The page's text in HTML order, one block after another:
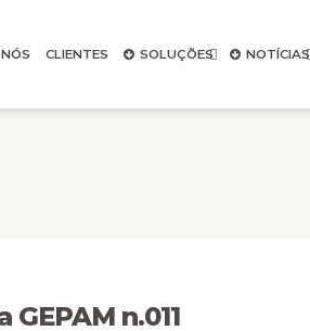
CLIENTES SOLUÇÕES NOTÍCIAS
n.011